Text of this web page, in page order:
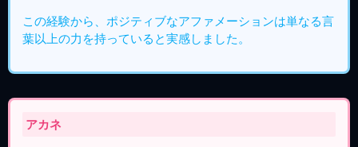
この経験から、ポジティブなアファメーションは単なる言
葉以上の力を持っていると実感しました。
アカネ